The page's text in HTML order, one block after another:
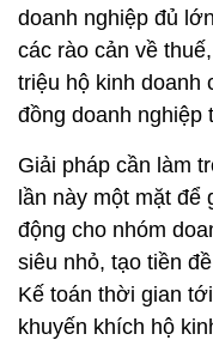
doanh nghiệp đủ
các rào cản về
triệu hộ kinh doanh
đồng doanh nghiệp
Giải pháp cần làm
lần này một mặt để
động cho nhóm
siêu nhỏ, tạo tiền
Kế toán thời gian
khuyến khích hộ